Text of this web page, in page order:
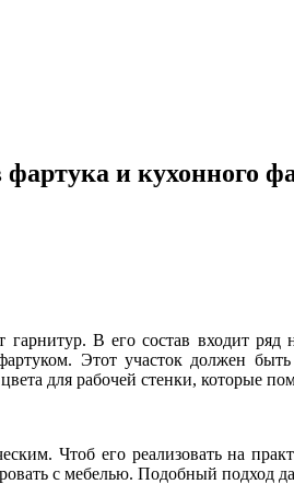
и кухонного
гарнитур. В его состав входит
Этот участок должен
для рабочей стенки, которые
Чтоб его реализовать на
с мебелью. Подобный подход